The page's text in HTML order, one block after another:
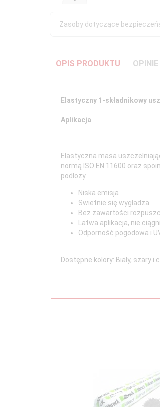
Zasoby dotyczące
OPIS PRODUKTU
Elastyczny 1-składnikowy
Aplikacja
Elastyczna masa
normą ISO EN 11600 oraz
podłoży.
Niska emisja
Swietnie się wygładza
Bez zawartości
Latwa aplikacja, nie
Odporność pogodowa i
Dostępne kolory: Biały, szary i